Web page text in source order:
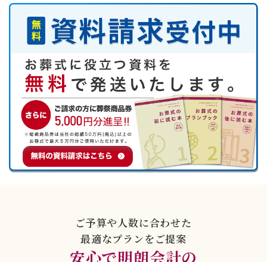
ご予算や人数に合わせた
最適なプランをご提案
安心で明朗会計の